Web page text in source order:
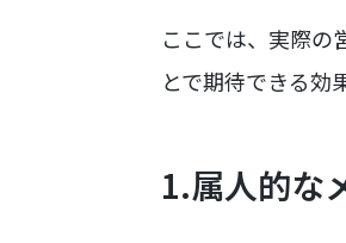
ここでは、実際の
とで期待できる効
1.属人的な